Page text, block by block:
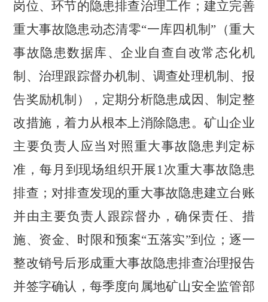
岗位、环节的隐患排查治理工作；建立完善
重大事故隐患动态清零“一库四机制”（重大
事故隐患数据库、企业自查自改常态化机
制、治理跟踪督办机制、调查处理机制、报
告奖励机制），定期分析隐患成因、制定整
改措施，着力从根本上消除隐患。矿山企业
主要负责人应当对照重大事故隐患判定标
准，每月到现场组织开展1次重大事故隐患
排查；对排查发现的重大事故隐患建立台账
并由主要负责人跟踪督办，确保责任、措
施、资金、时限和预案“五落实”到位；逐一
整改销号后形成重大事故隐患排查治理报告
并签字确认，每季度向属地矿山安全监管部